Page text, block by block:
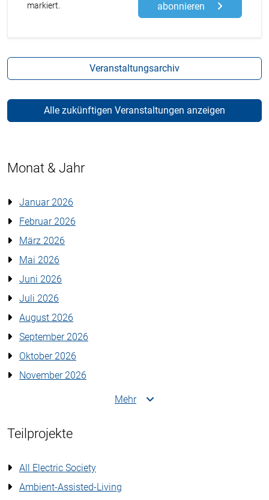
markiert.
abonnieren
Veranstaltungsarchiv
Alle zukünftigen Veranstaltungen anzeigen
Monat & Jahr
Januar 2026
Februar 2026
März 2026
Mai 2026
Juni 2026
Juli 2026
August 2026
September 2026
Oktober 2026
November 2026
Mehr
Teilprojekte
All Electric Society
Ambient-Assisted-Living